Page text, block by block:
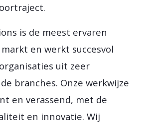
is de meest ervaren
en werkt succesvol
uit zeer
branches. Onze werkwijze
en verassend, met de
en innovatie. Wij